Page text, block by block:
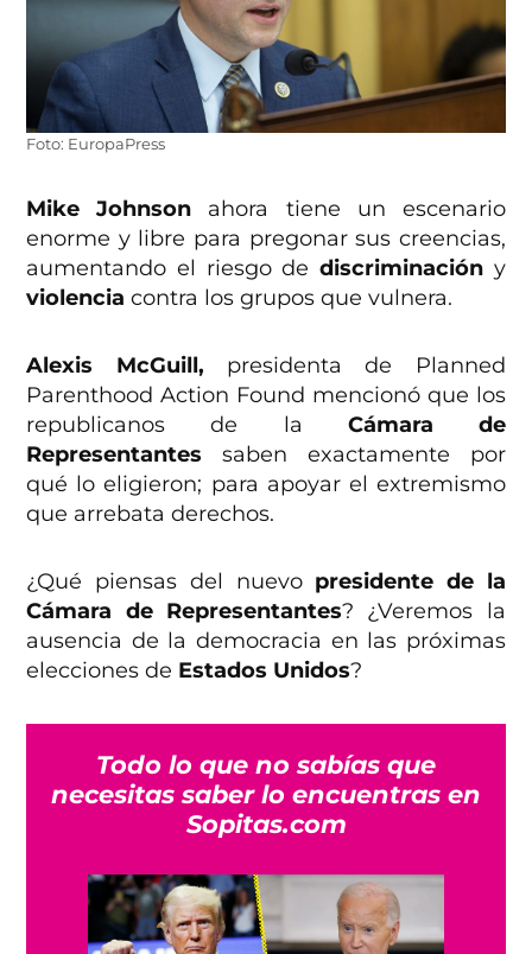
Foto: EuropaPress
Mike Johnson ahora tiene un escenario
enorme y libre para pregonar sus creencias,
aumentando el riesgo de discriminación y
violencia contra los grupos que vulnera.
Alexis McGuill, presidenta de Planned
Parenthood Action Found mencionó que los
republicanos de la Cámara de
Representantes saben exactamente por
qué lo eligieron; para apoyar el extremismo
que arrebata derechos.
¿Qué piensas del nuevo presidente de la
Cámara de Representantes? ¿Veremos la
ausencia de la democracia en las próximas
elecciones de Estados Unidos?
Todo lo que no sabías que
necesitas saber lo encuentras en
Sopitas.com